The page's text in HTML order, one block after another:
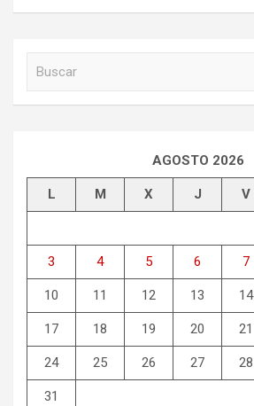
AGOSTO 2026
L M X J V
3 4 5 6 7
10 11 12 13 14
17 18 19 20 21
24 25 26 27 28
31